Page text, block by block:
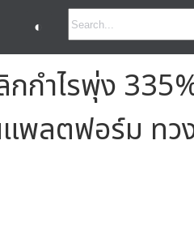
◐
กำไรพุ่ง
พลตฟอร์ม ทว